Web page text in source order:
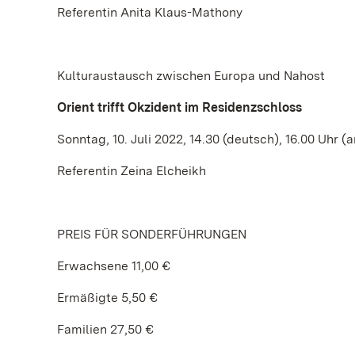
Referentin Anita Klaus-Mathony
Kulturaustausch zwischen Europa und Nahost
Orient trifft Okzident im Residenzschloss
Sonntag, 10. Juli 2022, 14.30 (deutsch), 16.00 Uhr
Referentin Zeina Elcheikh
PREIS FÜR SONDERFÜHRUNGEN
Erwachsene 11,00 €
Ermäßigte 5,50 €
Familien 27,50 €